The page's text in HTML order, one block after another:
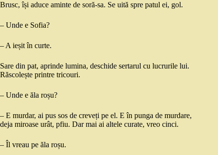
Brusc, își aduce aminte de soră-sa. Se uită spre patul ei, gol.
– Unde e Sofia?
– A ieșit în curte.
Sare din pat, aprinde lumina, deschide sertarul cu lucrurile lui.
Răscolește printre tricouri.
– Unde e ăla roșu?
– E murdar, ai pus sos de creveți pe el. E în punga de murdare,
deja miroase urât, pfiu. Dar mai ai altele curate, vreo cinci.
– Îl vreau pe ăla roșu.